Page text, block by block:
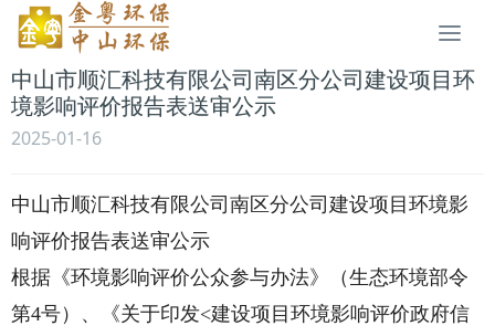
中山市顺汇科技有限公司南区分公司建设项目环
境影响评价报告表送审公示
2025-01-16
中山市顺汇科技有限公司南区分公司建设项目环境影
响评价报告表送审公示
根据《环境影响评价公众参与办法》（生态环境部令
第4号）、《关于印发<建设项目环境影响评价政府信